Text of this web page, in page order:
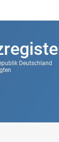
Deutschland